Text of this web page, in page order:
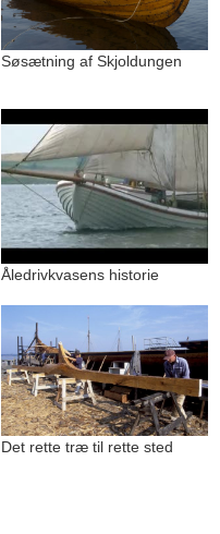
Søsætning af Skjoldungen
Åledrivkvasens historie
Det rette træ til rette sted